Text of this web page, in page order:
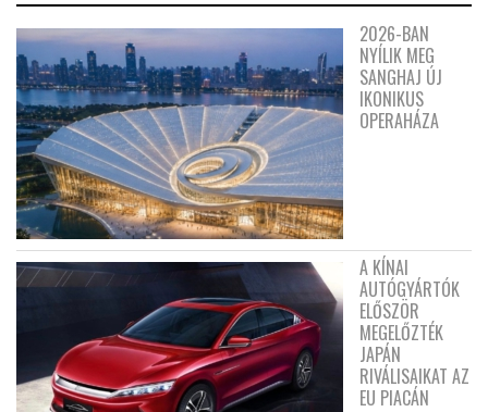
2026-BAN
NYÍLIK MEG
SANGHAJ ÚJ
IKONIKUS
OPERAHÁZA
A KÍNAI
AUTÓGYÁRTÓK
ELŐSZÖR
MEGELŐZTÉK
JAPÁN
RIVÁLISAIKAT AZ
EU PIACÁN